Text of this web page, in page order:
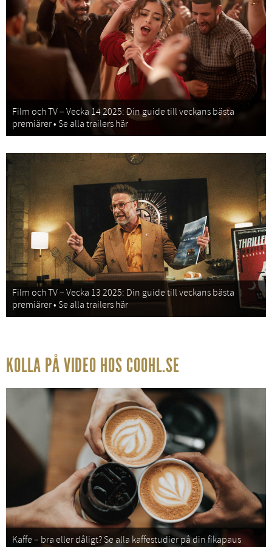
Film och TV – Vecka 14 2025: Din guide till veckans bästa
premiärer • Se alla trailers här
Film och TV – Vecka 13 2025: Din guide till veckans bästa
premiärer • Se alla trailers här
KOLLA PÅ VIDEO HOS COOHL.SE
Kaffe – bra eller dåligt? Se alla kaffestudier på din fikapaus